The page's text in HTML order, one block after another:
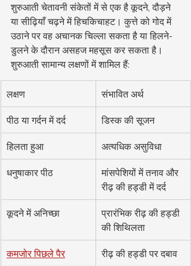
शुरुआती चेतावनी संकेतों में से एक है कूदने, दौड़ने
या सीढ़ियाँ चढ़ने में हिचकिचाहट। कुत्ते को गोद में
उठाने पर वह अचानक चिल्ला सकता है या हिलने-
डुलने के दौरान असहज महसूस कर सकता है।
शुरुआती सामान्य लक्षणों में शामिल हैं:
लक्षण संभावित अर्थ
पीठ या गर्दन में दर्द डिस्क की सूजन
हिलता हुआ अत्यधिक असुविधा
धनुषाकार पीठ
मांसपेशियों में तनाव और
रीढ़ की हड्डी में दर्द
कूदने में अनिच्छा
प्रारंभिक रीढ़ की हड्डी
की शिथिलता
कमजोर पिछले पैर रीढ़ की हड्डी पर दबाव